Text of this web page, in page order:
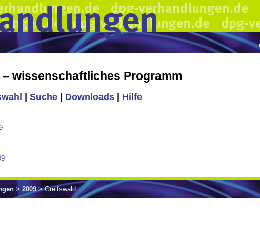
– wissenschaftliches Programm
Suche Downloads Hilfe
> 2009> Greifswald